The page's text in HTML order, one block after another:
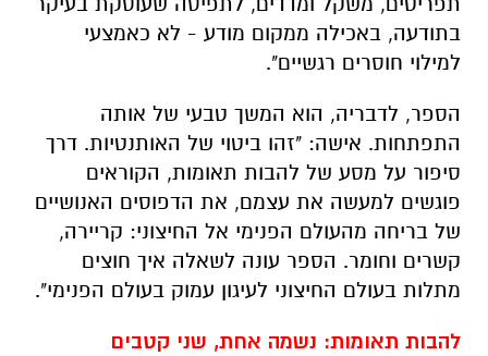
בתודעה, באכילה ממקום מודע - לא כאמצעי
למילוי חוסרים רגשיים".
הספר, לדבריה, הוא המשך טבעי של אותה
התפתחות. אישה: "זהו ביטוי של האותנטיות. דרך
סיפור על מסע של להבות תאומות, הקוראים
פוגשים למעשה את עצמם, את הדפוסים האנושיים
של בריחה מהעולם הפנימי אל החיצוני: קריירה,
קשרים וחומר. הספר עונה לשאלה איך חוצים
מתלות בעולם החיצוני לעיגון עמוק בעולם הפנימי".
להבות תאומות: נשמה אחת, שני קטבים